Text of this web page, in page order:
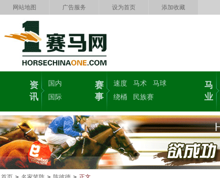
网站地图 广告服务 设为首页 添加收藏
资
讯
国内
国际
赛
事
速度 马术
马球
绕桶
民族赛
马
业